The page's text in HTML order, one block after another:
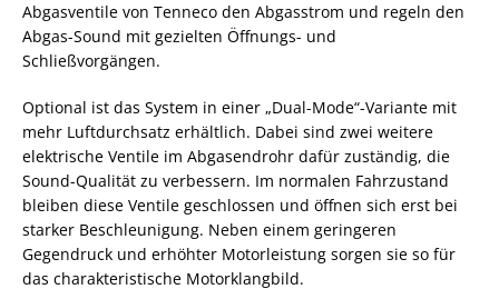
Abgasventile von Tenneco den Abgasstrom und regeln den
Abgas-Sound mit gezielten Öffnungs- und
Schließvorgängen.
Optional ist das System in einer „Dual-Mode“-Variante mit
mehr Luftdurchsatz erhältlich. Dabei sind zwei weitere
elektrische Ventile im Abgasendrohr dafür zuständig, die
Sound-Qualität zu verbessern. Im normalen Fahrzustand
bleiben diese Ventile geschlossen und öffnen sich erst bei
starker Beschleunigung. Neben einem geringeren
Gegendruck und erhöhter Motorleistung sorgen sie so für
das charakteristische Motorklangbild.